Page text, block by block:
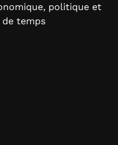
politique et
temps